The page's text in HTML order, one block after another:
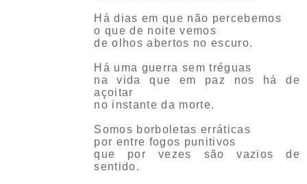
Há dias em que não percebemos
o que de noite vemos
de olhos abertos no escuro.
Há uma guerra sem tréguas
na vida que em paz nos há de
açoitar
no instante da morte.
Somos borboletas erráticas
por entre fogos punitivos
que por vezes são vazios de
sentido.